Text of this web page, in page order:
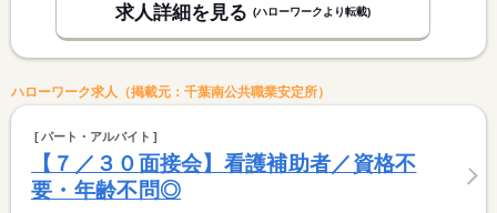
求人詳細を見る (ハローワークより転載)
ハローワーク求人（掲載元：千葉南公共職業安定所）
パート・アルバイト
【７／３０面接会】看護補助者／資格不
要・年齢不問◎